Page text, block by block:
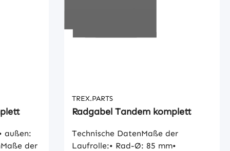
außen:
der
TREX.PARTS
Radgabel Tandem komplett
Technische DatenMaße der
Laufrolle:• Rad-Ø: 85 mm•